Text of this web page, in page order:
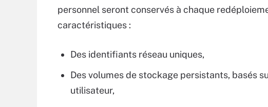
personnel seront conservés à chaque
caractéristiques :
Des identifiants réseau uniques,
Des volumes de stockage persistants, basés
utilisateur,